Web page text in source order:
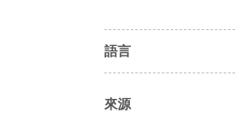
語言
來源